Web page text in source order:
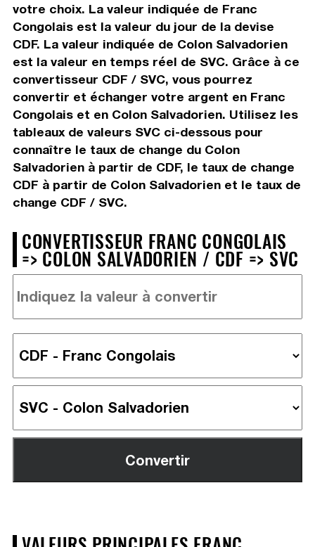
votre choix. La valeur indiquée de Franc
Congolais est la valeur du jour de la devise
CDF. La valeur indiquée de Colon Salvadorien
est la valeur en temps réel de SVC. Grâce à ce
convertisseur CDF / SVC, vous pourrez
convertir et échanger votre argent en Franc
Congolais et en Colon Salvadorien. Utilisez les
tableaux de valeurs SVC ci-dessous pour
connaître le taux de change du Colon
Salvadorien à partir de CDF, le taux de change
CDF à partir de Colon Salvadorien et le taux de
change CDF / SVC.
CONVERTISSEUR FRANC CONGOLAIS
=> COLON SALVADORIEN / CDF => SVC